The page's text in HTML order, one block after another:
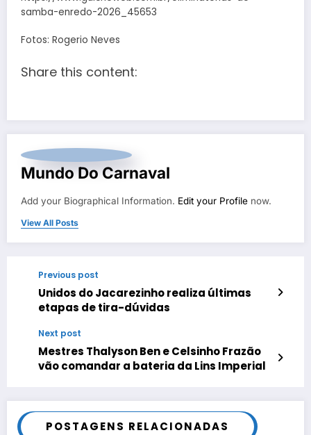
samba-enredo-2026_45653
Fotos: Rogerio Neves
Share this content:
Mundo Do Carnaval
Add your Biographical Information. Edit your Profile now.
View All Posts
Previous post
Unidos do Jacarezinho realiza últimas
etapas de tira-dúvidas
Next post
Mestres Thalyson Ben e Celsinho Frazão
vão comandar a bateria da Lins Imperial
POSTAGENS RELACIONADAS